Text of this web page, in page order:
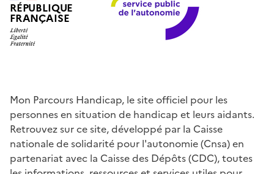
RÉPUBLIQUE
FRANÇAISE
Mon Parcours Handicap, le site officiel pour les
personnes en situation de handicap et leurs aidants.
Retrouvez sur ce site, développé par la Caisse
nationale de solidarité pour l'autonomie (Cnsa) en
partenariat avec la Caisse des Dépôts (CDC), toutes